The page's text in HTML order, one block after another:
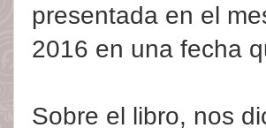
presentada en el
2016 en una fecha
Sobre el libro, nos